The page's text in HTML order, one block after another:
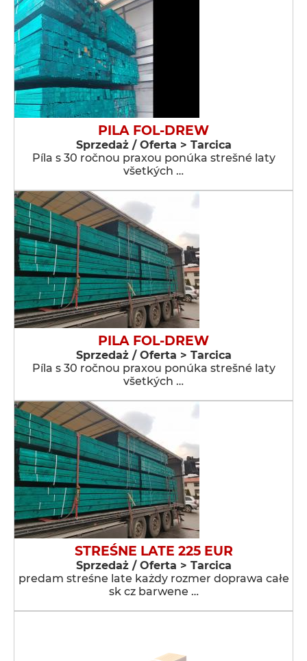
PILA FOL-DREW
Sprzedaż / Oferta > Tarcica
Píla s 30 ročnou praxou ponúka strešné laty
všetkých …
PILA FOL-DREW
Sprzedaż / Oferta > Tarcica
Píla s 30 ročnou praxou ponúka strešné laty
všetkých …
STREŚNE LATE 225 EUR
Sprzedaż / Oferta > Tarcica
predam streśne late każdy rozmer doprawa całe
sk cz barwene …